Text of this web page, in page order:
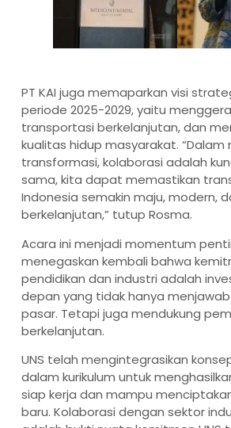
PT KAI juga memaparkan visi
periode 2025-2029, yaitu
transportasi berkelanjutan, dan
kualitas hidup masyarakat. “Dalam
transformasi, kolaborasi adalah
sama, kita dapat memastikan
Indonesia semakin maju, modern,
berkelanjutan,” tutup Rosma.
Acara ini menjadi momentum
menegaskan kembali bahwa
pendidikan dan industri adalah
depan yang tidak hanya
pasar. Tetapi juga mendukung
berkelanjutan.
UNS telah mengintegrasikan
dalam kurikulum untuk
siap kerja dan mampu
baru. Kolaborasi dengan sektor